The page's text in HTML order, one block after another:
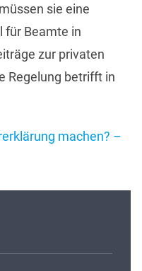
sie eine
für Beamte in
zur privaten
Regelung betrifft in
machen? –